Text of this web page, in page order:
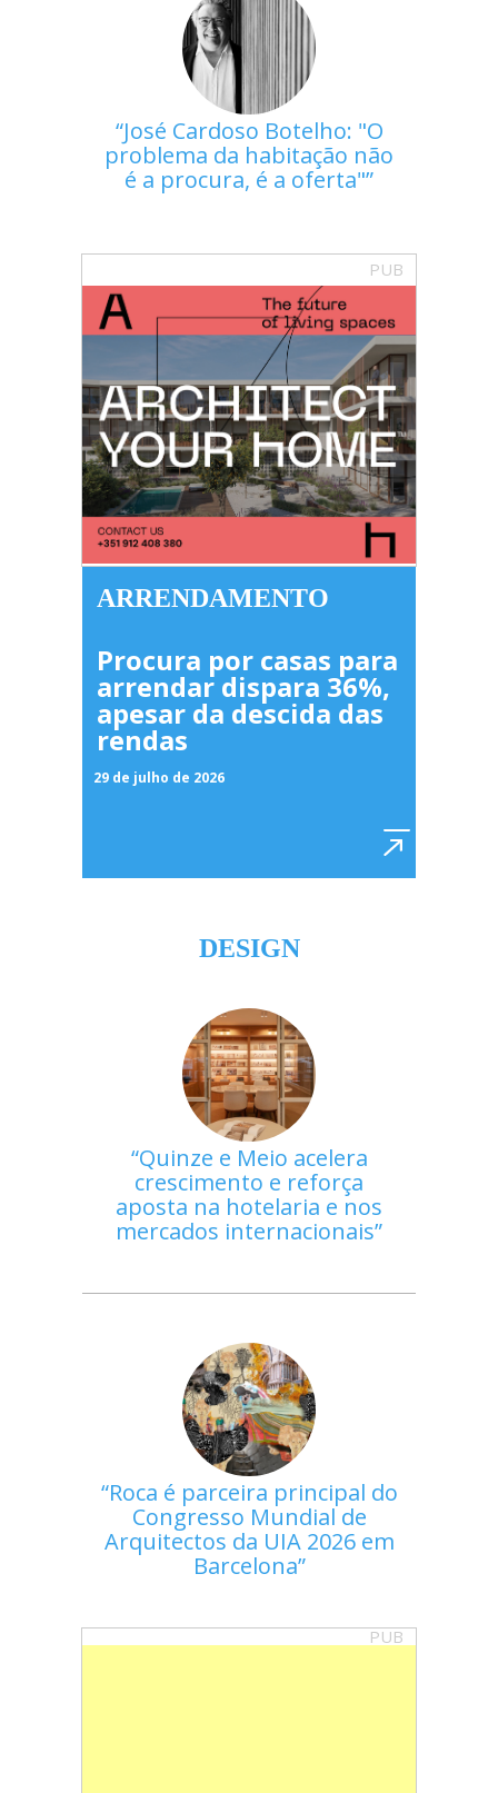
José Cardoso Botelho: "O
problema da habitação não
é a procura, é a oferta"
PUB
ARRENDAMENTO
Procura por casas para
arrendar dispara 36%,
apesar da descida das
rendas
29 de julho de 2026
DESIGN
Quinze e Meio acelera
crescimento e reforça
aposta na hotelaria e nos
mercados internacionais
Roca é parceira principal do
Congresso Mundial de
Arquitectos da UIA 2026 em
Barcelona
PUB